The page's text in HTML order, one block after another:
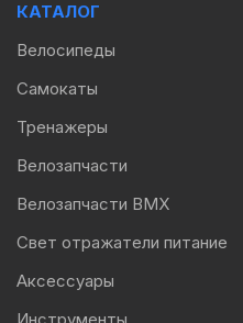
КАТАЛОГ
Велосипеды
Самокаты
Тренажеры
Велозапчасти
Велозапчасти BMX
Свет отражатели питание
Аксессуары